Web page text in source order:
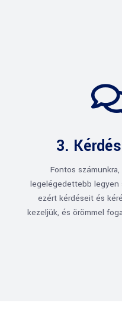
3.
Fontos
legelégedettebb legyen
ezért kérdéseit és
kezeljük, és örömmel